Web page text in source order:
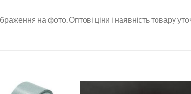
на фото. Оптові ціни і наявність товару